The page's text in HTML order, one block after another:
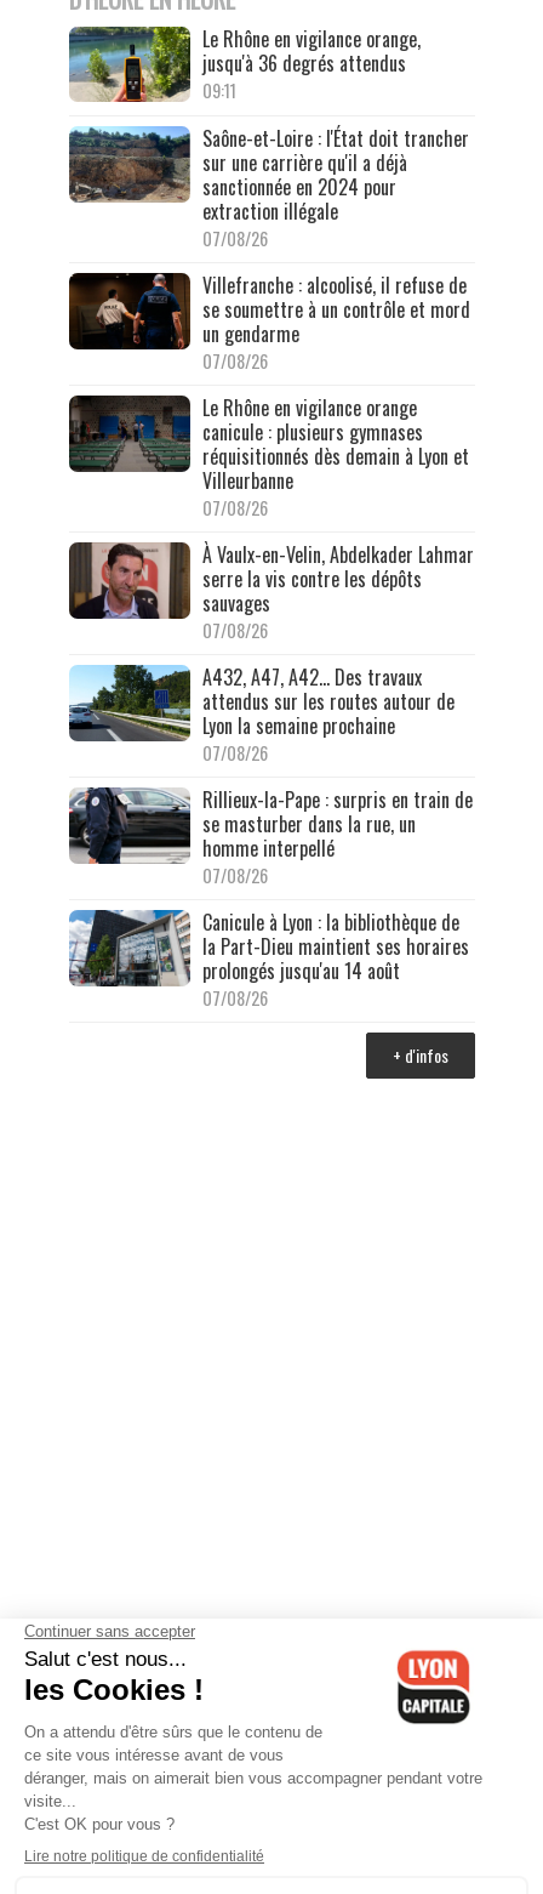
Le Rhône en vigilance orange,
jusqu'à 36 degrés attendus
09:11
Saône-et-Loire : l'État doit trancher
sur une carrière qu'il a déjà
sanctionnée en 2024 pour
extraction illégale
07/08/26
Villefranche : alcoolisé, il refuse de
se soumettre à un contrôle et mord
un gendarme
07/08/26
Le Rhône en vigilance orange
canicule : plusieurs gymnases
réquisitionnés dès demain à Lyon et
Villeurbanne
07/08/26
À Vaulx-en-Velin, Abdelkader Lahmar
serre la vis contre les dépôts
sauvages
07/08/26
A432, A47, A42… Des travaux
attendus sur les routes autour de
Lyon la semaine prochaine
07/08/26
Rillieux-la-Pape : surpris en train de
se masturber dans la rue, un
homme interpellé
07/08/26
Canicule à Lyon : la bibliothèque de
la Part-Dieu maintient ses horaires
prolongés jusqu'au 14 août
07/08/26
+ d'infos